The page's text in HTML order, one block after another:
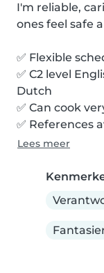
I'm reliable,
ones feel safe
✅ Flexible
✅ C2 level
Dutch
✅ Can cook
✅ References
Lees meer